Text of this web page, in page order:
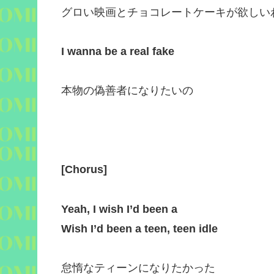
グロい映画とチョコレートケーキが欲しい
I wanna be a real fake
本物の偽善者になりたいの
[Chorus]
Yeah, I wish I’d been a
Wish I’d been a teen, teen idle
怠惰なティーンになりたかった